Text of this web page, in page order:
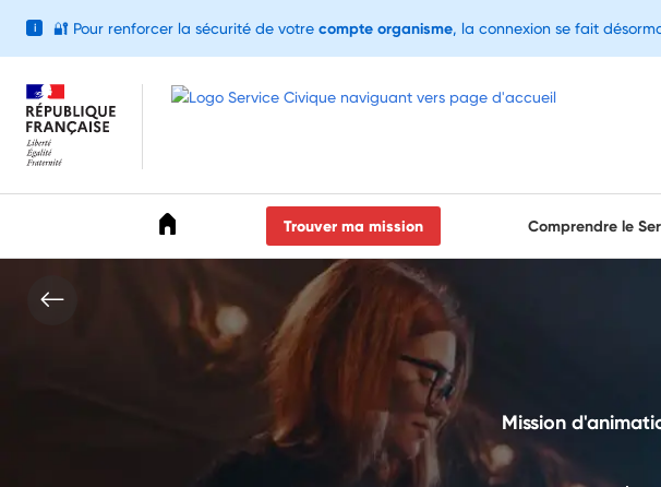
Trouver ma mission Comprendre le
Mission
i 🔐 Pour renforcer la sécurité de votre compte organisme, la connexion se fait